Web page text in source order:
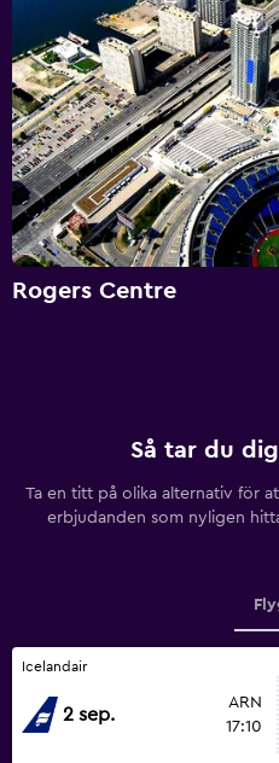
Rogers Centre
Så tar du
Ta en titt på olika alternativ för
erbjudanden som nyligen
Icelandair
2 sep.
ARN
17:10